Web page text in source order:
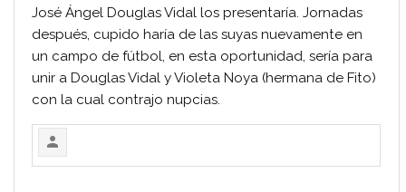
José Ángel Douglas Vidal los presentaría. Jornadas
después, cupido haría de las suyas nuevamente en
un campo de fútbol, en esta oportunidad, sería para
unir a Douglas Vidal y Violeta Noya (hermana de Fito)
con la cual contrajo nupcias.